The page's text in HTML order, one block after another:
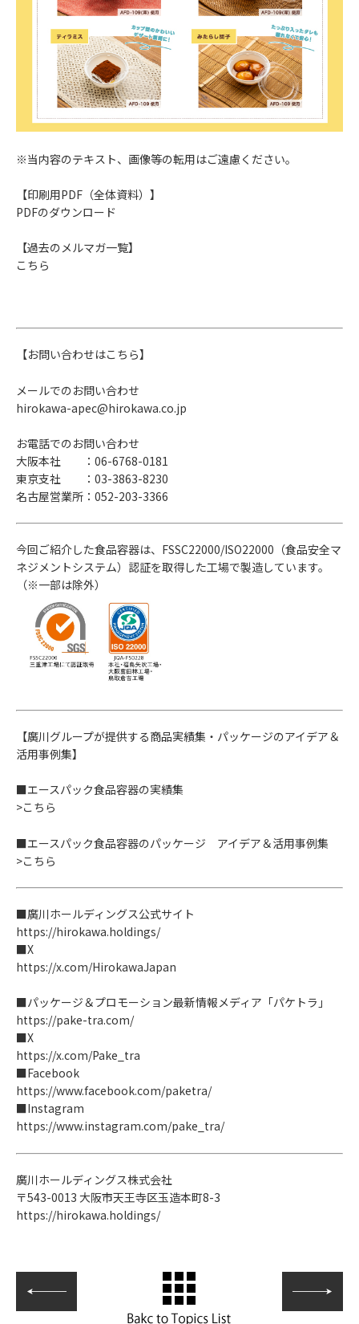
※当内容のテキスト、画像等の転用はご遠慮ください。
【印刷用PDF（全体資料）】
PDFのダウンロード
【過去のメルマガ一覧】
こちら
【お問い合わせはこちら】
メールでのお問い合わせ
hirokawa-apec@hirokawa.co.jp
お電話でのお問い合わせ
大阪本社 ：06-6768-0181
東京支社 ：03-3863-8230
名古屋営業所：052-203-3366
今回ご紹介した食品容器は、FSSC22000/ISO22000（食品安全マ
ネジメントシステム）認証を取得した工場で製造しています。
（※一部は除外）
【廣川グループが提供する商品実績集・パッケージのアイデア＆
活用事例集】
■エースパック食品容器の実績集
>こちら
■エースパック食品容器のパッケージ アイデア＆活用事例集
>こちら
■廣川ホールディングス公式サイト
https://hirokawa.holdings/
■X
https://x.com/HirokawaJapan
■パッケージ＆プロモーション最新情報メディア「パケトラ」
https://pake-tra.com/
■X
https://x.com/Pake_tra
■Facebook
https://www.facebook.com/paketra/
■Instagram
https://www.instagram.com/pake_tra/
廣川ホールディングス株式会社
〒543-0013 大阪市天王寺区玉造本町8-3
https://hirokawa.holdings/